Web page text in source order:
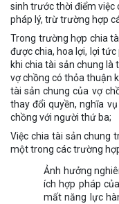
sinh trước thời điểm việc
pháp lý, trừ trường hợp
Trong trường hợp chia
được chia, hoa lợi, lợi
khi chia tài sản chung
vợ chồng có thỏa thuận
tài sản chung của vợ
thay đổi quyền, nghĩa
chồng với người thứ ba;
Việc chia tài sản chung
một trong các trường
Ảnh hưởng
ích hợp pháp
mất năng lực